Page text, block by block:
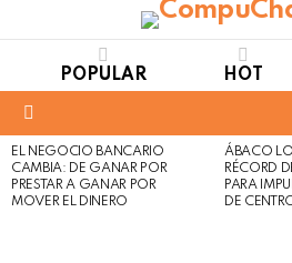
POPULAR HOT
LATEST
STORIES
EL NEGOCIO BANCARIO
CAMBIA: DE GANAR POR
PRESTAR A GANAR POR
MOVER EL DINERO
Not
Safe
For
Click
to
view
ÁBACO
RÉCORD
PARA
DE